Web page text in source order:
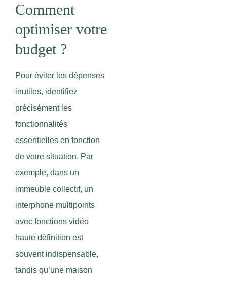
Comment
optimiser votre
budget ?
Pour éviter les dépenses
inutiles, identifiez
précisément les
fonctionnalités
essentielles en fonction
de votre situation. Par
exemple, dans un
immeuble collectif, un
interphone multipoints
avec fonctions vidéo
haute définition est
souvent indispensable,
tandis qu’une maison